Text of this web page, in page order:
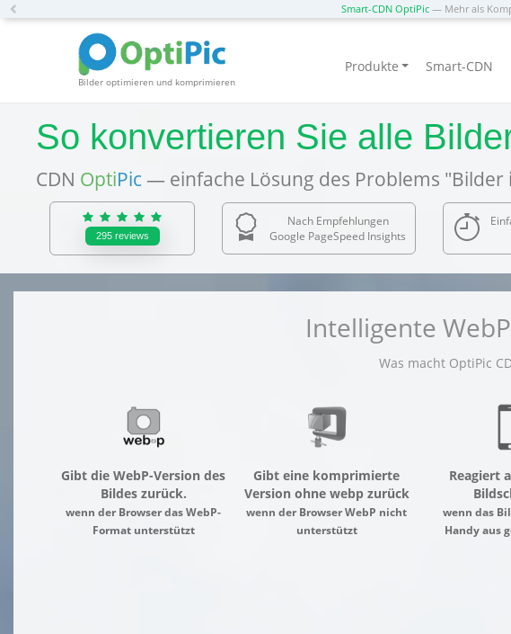
Smart-CDN OptiPic — Mehr als
Bilder optimieren und komprimieren
Produkte Smart-CDN
So konvertieren Sie alle
CDN OptiPic — einfache Lösung des Problems
295 reviews
Nach Empfehlungen
Google PageSpeed Insights
Intelligente
Was macht OptiPic
Gibt die WebP-Version des
Bildes zurück.
wenn der Browser das WebP-
Format unterstützt
Gibt eine komprimierte
Version ohne webp zurück
wenn der Browser WebP nicht
unterstützt
Reagiert
wenn das
Handy aus